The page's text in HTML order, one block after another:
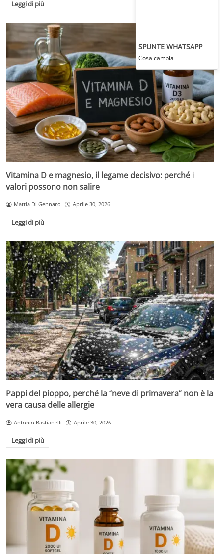
Leggi di più
Vitamina D e magnesio, il legame decisivo: perché i
valori possono non salire
Mattia Di Gennaro Aprile 30, 2026
Leggi di più
Pappi del pioppo, perché la “neve di primavera” non è la
vera causa delle allergie
Antonio Bastianelli Aprile 30, 2026
Leggi di più
SPUNTE WHATSAPP
Cosa cambia